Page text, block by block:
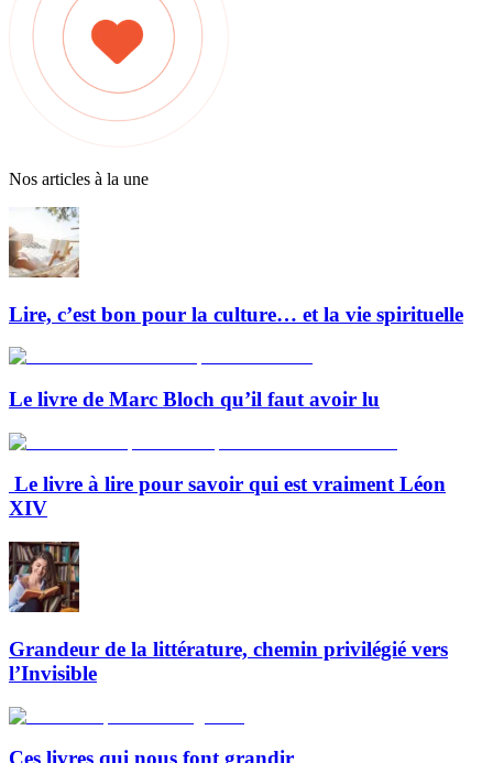
Nos articles à la une
Lire, c’est bon pour la culture… et la vie spirituelle
Le livre de Marc Bloch qu’il faut avoir lu
Le livre à lire pour savoir qui est vraiment Léon
XIV
Grandeur de la littérature, chemin privilégié vers
l’Invisible
Ces livres qui nous font grandir